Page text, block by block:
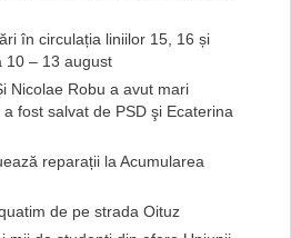
în circulația liniilor 15, 16 și
10 – 13 august
Nicolae Robu a avut mari
fost salvat de PSD şi Ecaterina
reparații la Acumularea
de pe strada Oituz